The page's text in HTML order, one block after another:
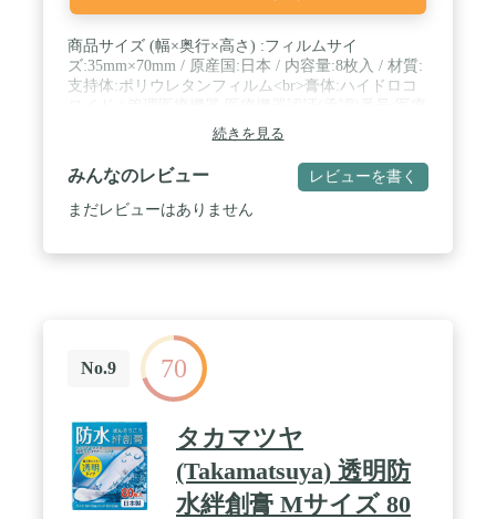
商品サイズ (幅×奥行×高さ) :フィルムサイ
ズ:35mm×70mm / 原産国:日本 / 内容量:8枚入 / 材質:
支持体:ポリウレタンフィルム<br>膏体:ハイドロコ
機器認証番号:228AABZX00032000 / 商品サイズ (幅×
奥行×高さ) :フィルムサイズ:35mm×70mm / 原産国:
日本 / 内容量:8枚入 / 材質:支持体:ポリウレタンフィ
ルム<br>膏体:ハイドロコロイド
続きを見る
みんなのレビュー レビューを書く
まだレビューはありません
No.9 70
タカマツヤ
(Takamatsuya) 透明防
水絆創膏 Mサイズ 80